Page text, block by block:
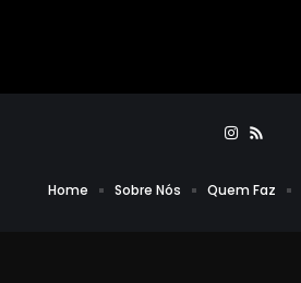
Home Sobre Nós Quem Faz